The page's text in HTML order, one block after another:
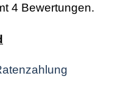
4 Bewertungen.